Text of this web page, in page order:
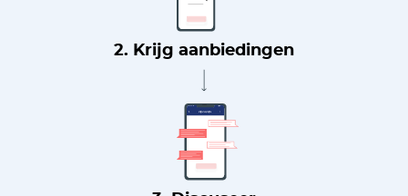
2. Krijg aanbiedingen